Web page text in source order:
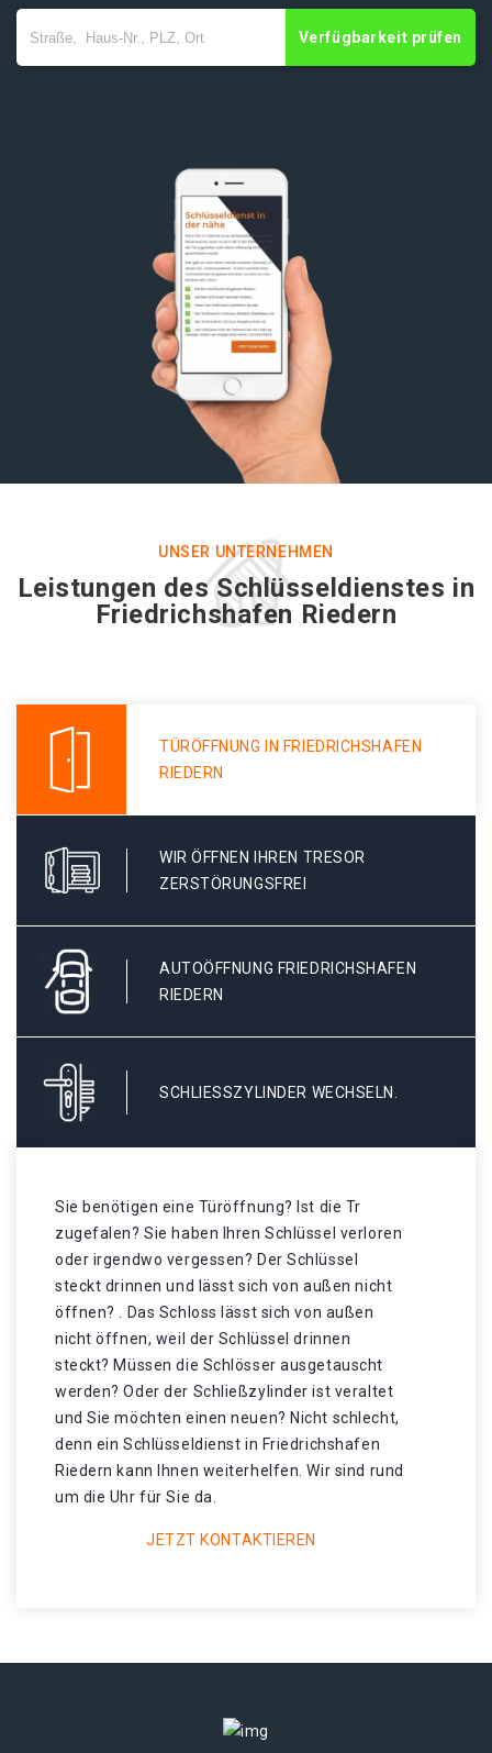
Verfügbarkeit prüfen
UNSER UNTERNEHMEN
Leistungen des Schlüsseldienstes in
Friedrichshafen Riedern
TÜRÖFFNUNG IN FRIEDRICHSHAFEN
RIEDERN
WIR ÖFFNEN IHREN TRESOR
ZERSTÖRUNGSFREI
AUTOÖFFNUNG FRIEDRICHSHAFEN
RIEDERN
SCHLIESSZYLINDER WECHSELN.
Sie benötigen eine Türöffnung? Ist die Tr
zugefalen? Sie haben Ihren Schlüssel verloren
oder irgendwo vergessen? Der Schlüssel
steckt drinnen und lässt sich von außen nicht
öffnen? . Das Schloss lässt sich von außen
nicht öffnen, weil der Schlüssel drinnen
steckt? Müssen die Schlösser ausgetauscht
werden? Oder der Schließzylinder ist veraltet
und Sie möchten einen neuen? Nicht schlecht,
denn ein Schlüsseldienst in Friedrichshafen
Riedern kann Ihnen weiterhelfen. Wir sind rund
um die Uhr für Sie da.
JETZT KONTAKTIEREN